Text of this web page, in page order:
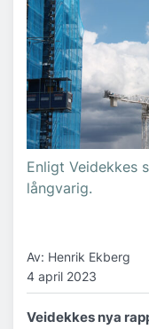
Enligt Veidekkes
långvarig.
Av: Henrik Ekberg
4 april 2023
Veidekkes nya